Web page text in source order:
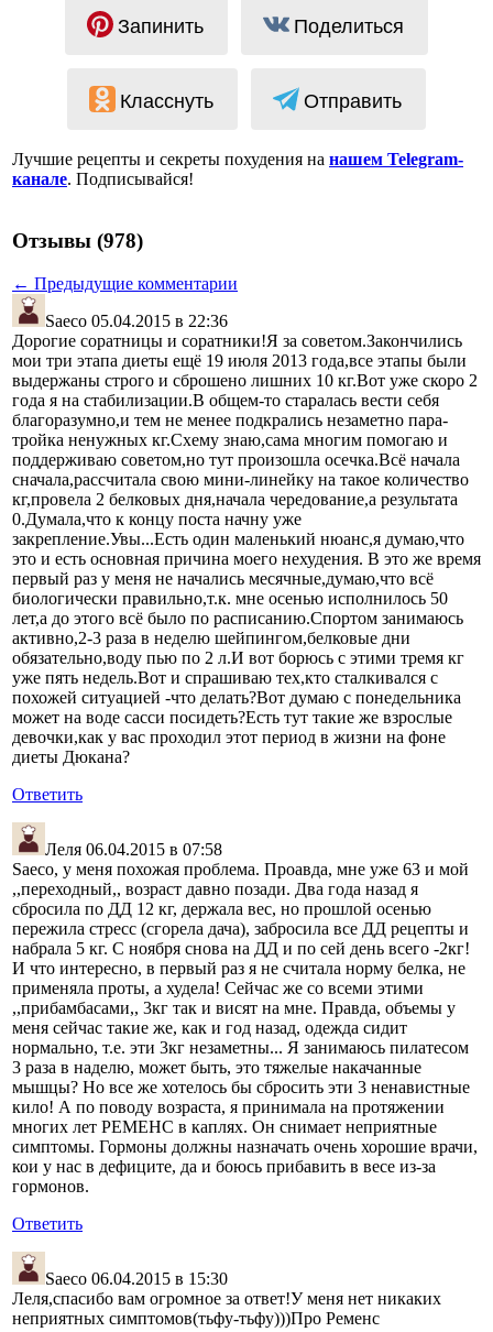
Запинить Поделиться
Класснуть Отправить
Лучшие рецепты и секреты похудения на нашем Telegram-
канале. Подписывайся!
Отзывы (978)
← Предыдущие комментарии
Saeco 05.04.2015 в 22:36
Дорогие соратницы и соратники!Я за советом.Закончились
мои три этапа диеты ещё 19 июля 2013 года,все этапы были
выдержаны строго и сброшено лишних 10 кг.Вот уже скоро 2
года я на стабилизации.В общем-то старалась вести себя
благоразумно,и тем не менее подкрались незаметно пара-
тройка ненужных кг.Схему знаю,сама многим помогаю и
поддерживаю советом,но тут произошла осечка.Всё начала
сначала,рассчитала свою мини-линейку на такое количество
кг,провела 2 белковых дня,начала чередование,а результата
0.Думала,что к концу поста начну уже
закрепление.Увы...Есть один маленький нюанс,я думаю,что
это и есть основная причина моего нехудения. В это же время
первый раз у меня не начались месячные,думаю,что всё
биологически правильно,т.к. мне осенью исполнилось 50
лет,а до этого всё было по расписанию.Спортом занимаюсь
активно,2-3 раза в неделю шейпингом,белковые дни
обязательно,воду пью по 2 л.И вот борюсь с этими тремя кг
уже пять недель.Вот и спрашиваю тех,кто сталкивался с
похожей ситуацией -что делать?Вот думаю с понедельника
может на воде сасси посидеть?Есть тут такие же взрослые
девочки,как у вас проходил этот период в жизни на фоне
диеты Дюкана?
Ответить
Леля 06.04.2015 в 07:58
Saeco, у меня похожая проблема. Проавда, мне уже 63 и мой
,,переходный,, возраст давно позади. Два года назад я
сбросила по ДД 12 кг, держала вес, но прошлой осенью
пережила стресс (сгорела дача), забросила все ДД рецепты и
набрала 5 кг. С ноября снова на ДД и по сей день всего -2кг!
И что интересно, в первый раз я не считала норму белка, не
применяла проты, а худела! Сейчас же со всеми этими
,,прибамбасами,, 3кг так и висят на мне. Правда, объемы у
меня сейчас такие же, как и год назад, одежда сидит
нормально, т.е. эти 3кг незаметны... Я занимаюсь пилатесом
3 раза в наделю, может быть, это тяжелые накачанные
мышцы? Но все же хотелось бы сбросить эти 3 ненавистные
кило! А по поводу возраста, я принимала на протяжении
многих лет РЕМЕНС в каплях. Он снимает неприятные
симптомы. Гормоны должны назначать очень хорошие врачи,
кои у нас в дефиците, да и боюсь прибавить в весе из-за
гормонов.
Ответить
Saeco 06.04.2015 в 15:30
Леля,спасибо вам огромное за ответ!У меня нет никаких
неприятных симптомов(тьфу-тьфу)))Про Ременс